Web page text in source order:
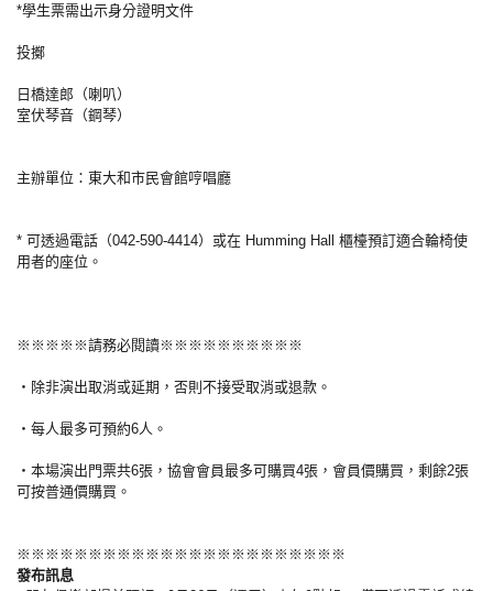
*學生票需出示身分證明文件
投擲
日橋達郎（喇叭）
室伏琴音（鋼琴）
主辦單位：東大和市民會館哼唱廳
* 可透過電話（042-590-4414）或在 Humming Hall 櫃檯預訂適合輪椅使
用者的座位。
※※※※※請務必閱讀※※※※※※※※※※
・除非演出取消或延期，否則不接受取消或退款。
・每人最多可預約6人。
・本場演出門票共6張，協會會員最多可購買4張，會員價購買，剩餘2張
可按普通價購買。
※※※※※※※※※※※※※※※※※※※※※※※
發布訊息